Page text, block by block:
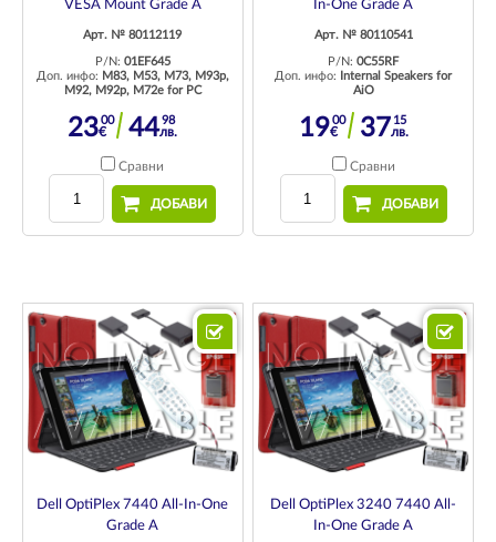
VESA Mount Grade A
Арт. № 80112119
P/N: 01EF645
Доп. инфо: M83, M53, M73, M93p,
M92, M92p, M72e for PC
2300
€ 4498
лв.
Сравни
ДОБАВИ
In-One Grade A
Арт. № 80110541
P/N:0C55RF
Доп. инфо:
Internal Speakers for
AiO
1900
€ 3715
лв.
Сравни
ДОБАВИ
Dell OptiPlex 7440 All-In-One
Grade A
Dell OptiPlex 3240 7440 All-
In-One Grade A